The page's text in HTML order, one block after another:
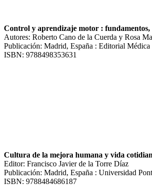
Control y aprendizaje motor :
Autores: Roberto Cano de la Cuerda y Rosa
Publicación: Madrid, España : Editorial Médica
ISBN: 9788498353631
Cultura de la mejora humana y vida
Editor: Francisco Javier de la Torre Díaz
Publicación: Madrid, España : Universidad
ISBN: 9788484686187